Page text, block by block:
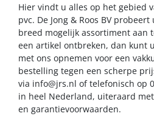
Hier vindt u alles op het gebied
pvc. De Jong & Roos BV
breed mogelijk assortiment aan
een artikel ontbreken, dan kunt
met ons opnemen voor een
bestelling tegen een scherpe
via info@jrs.nl of telefonisch op
in heel Nederland, uiteraard
en garantievoorwaarden.